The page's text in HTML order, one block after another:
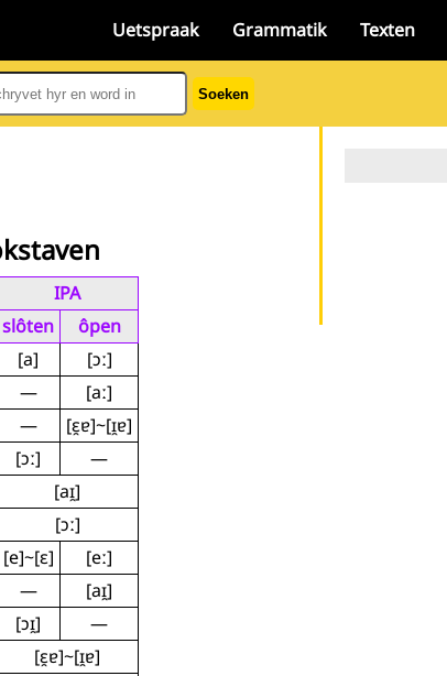
Uetspraak Grammatik Texten
Soeken
IPA
slôten
ôpen
[a]
[ɔː]
—
[aː]
—
[ɛ̯ɐ]~[ɪ̯ɐ]
[ɔː]
—
[aɪ̯]
[ɔː]
[e]~[ɛ]
[eː]
—
[aɪ̯]
[ɔɪ̯]
—
[ɛ̯ɐ]~[ɪ̯ɐ]